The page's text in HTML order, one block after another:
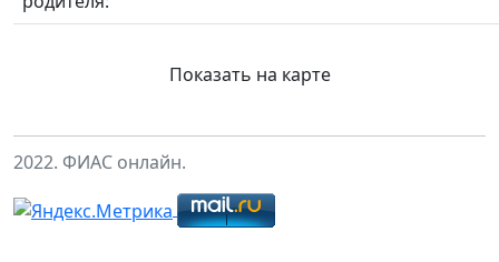
Показать на карте
2022. ФИАС онлайн.